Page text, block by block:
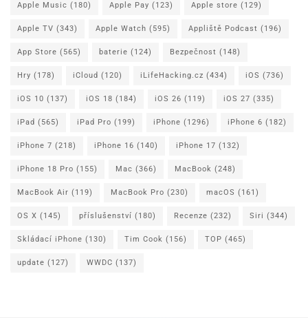
Apple Music (180) Apple Pay (123) Apple store (129)
Apple TV (343) Apple Watch (595) Appliště Podcast (196)
App Store (565) baterie (124) Bezpečnost (148)
Hry (178) iCloud (120) iLifeHacking.cz (434) iOS (736)
iOS 10 (137) iOS 18 (184) iOS 26 (119) iOS 27 (335)
iPad (565) iPad Pro (199) iPhone (1296) iPhone 6 (182)
iPhone 7 (218) iPhone 16 (140) iPhone 17 (132)
iPhone 18 Pro (155) Mac (366) MacBook (248)
MacBook Air (119) MacBook Pro (230) macOS (161)
OS X (145) příslušenství (180) Recenze (232) Siri (344)
Skládací iPhone (130) Tim Cook (156) TOP (465)
update (127) WWDC (137)